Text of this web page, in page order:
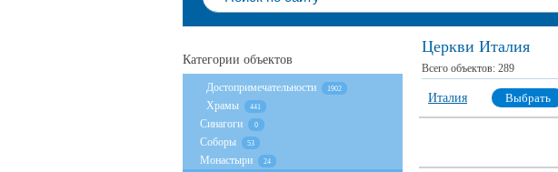
Церкви Италия
Всего объектов: 289
Италия Выбрать
Категории объектов
Достопримечательности 1902
Храмы 441
Cинагоги 0
Соборы 53
Монастыри 24